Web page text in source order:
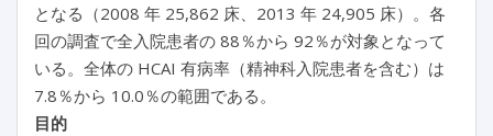
となる（2008 年 25,862 床、2013 年 24,905 床）。各
回の調査で全入院患者の 88％から 92％が対象となって
いる。全体の HCAI 有病率（精神科入院患者を含む）は
7.8％から 10.0％の範囲である。
目的